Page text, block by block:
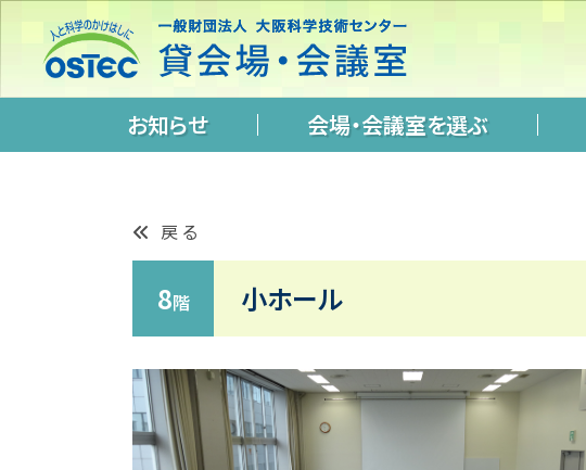
お知らせ 会場・会議室を選ぶ
戻る
8階 小ホール